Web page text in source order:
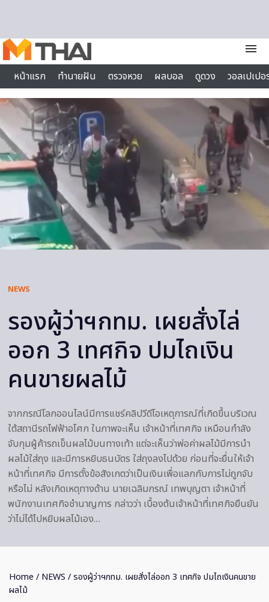
menu
หน้าแรก
ทำนายฝัน ตรวจหวย ผลบอล ดูดวง
วอลเปเป
ไลฟ์สไตล์
NEWS
รองผู้ว่าฯกทม. เผยสั่งไล่
ออก 3 เทศกิจ ปมไถเงิน
คนขายผลไม้
จากกรณีโลกออนไลน์มีการแชร์คลิปวีดีโอเหตุการณ์ที่เกิดขึ้นบริเวณ
ใต้สถานีรถไฟฟ้าอโศก ในภาพจะเห็น เจ้าหน้าที่เทศกิจ เหมือนกำลัง
จับกุมผู้ค้ารถเข็นผลไม้บนทางเท้า แต่จะเห็นว่าพ่อค่าผลไม้มีการนำ
ผลไม้ใส่ถุง และมีการหยิบธนบัตร ใส่ถุงลงไปด้วย ก่อนที่จะยื่นให้เจ้า
หน้าที่เทศกิจ มีการตั้งข้อสังเกตว่าเป็นเงินเพื่อแลกกับการไม่ถูกจับ
หรือไม่ หลังเกิดเหตุทางด้าน นายเฉลิมกรณ์ เทพบุญตา เจ้าหน้าที่
พนักงานเทศกิจชำนาญการ กล่าวว่า เบื้องต้นเจ้าหน้าที่เทศกิจยืนยัน
ว่าไม่ได้ไปหยิบผลไม้เอง…
Home / NEWS / รองผู้ว่าฯกทม. เผยสั่งไล่ออก 3 เทศกิจ ปมไถเงินคนขาย
ผลไม้